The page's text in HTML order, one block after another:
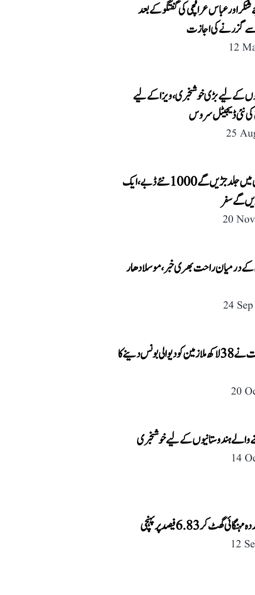
اور عباس عراقچی کی گفتگو کے بعد
سے گزرنے کی اجازت
12
کے لیے بڑی خوشخبری، ویزا کے لیے
نئی ڈیجیٹل سروس
25
خوشخبری: 370 ٹرینوں میں جلد جڑیں گے 1000 نئے ڈبے، ایک
گے سفر
20
کے درمیان راحت بھری خبر، موسلادھار
24
خوشخبری! مرکزی حکومت نے 38 لاکھ ملازمین کو دیوالی بونس دینے کا
20
والے ہندوستانیوں کے لیے خوشخبری
14
کر 6.83 فیصد پر پہنچی
12